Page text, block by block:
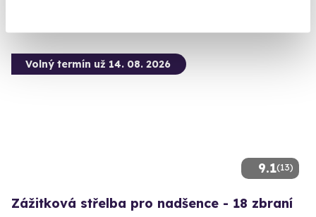
9.1(13)
Volný termín už 14. 08. 2026
Zážitková střelba pro nadšence - 18 zbraní